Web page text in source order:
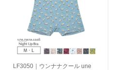
LF3050｜ウンナナクール une